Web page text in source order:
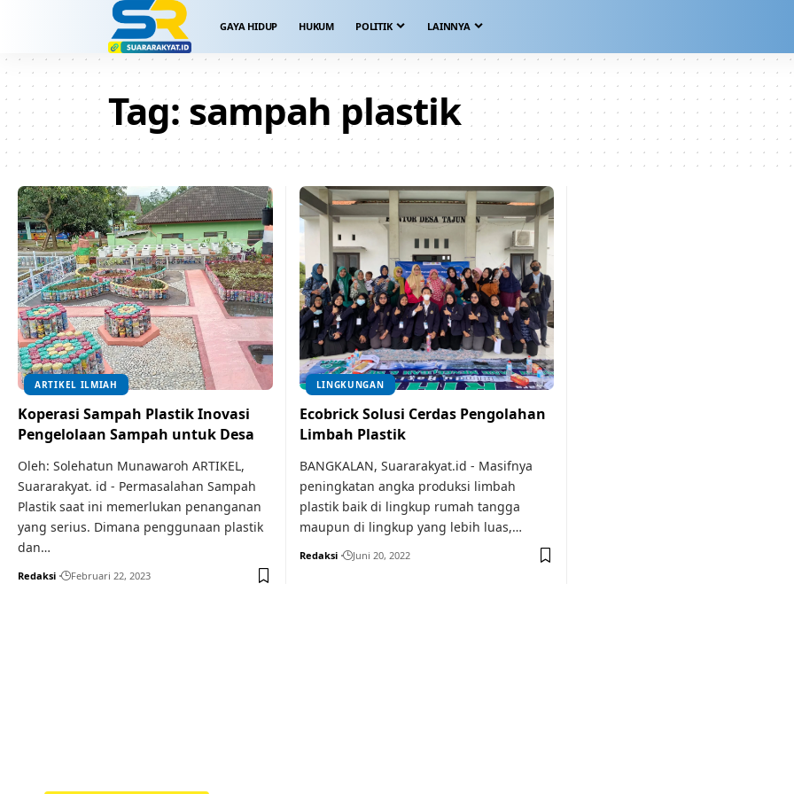
GAYA HIDUP HUKUM POLITIK LAINNYA
Tag: sampah plastik
ARTIKEL ILMIAH
Koperasi Sampah Plastik Inovasi
Pengelolaan Sampah untuk Desa
Oleh: Solehatun Munawaroh ARTIKEL,
Suararakyat. id - Permasalahan Sampah
Plastik saat ini memerlukan penanganan
yang serius. Dimana penggunaan plastik
dan…
Redaksi Februari 22, 2023
LINGKUNGAN
Ecobrick Solusi Cerdas Pengolahan
Limbah Plastik
BANGKALAN, Suararakyat.id - Masifnya
peningkatan angka produksi limbah
plastik baik di lingkup rumah tangga
maupun di lingkup yang lebih luas,…
Redaksi Juni 20, 2022